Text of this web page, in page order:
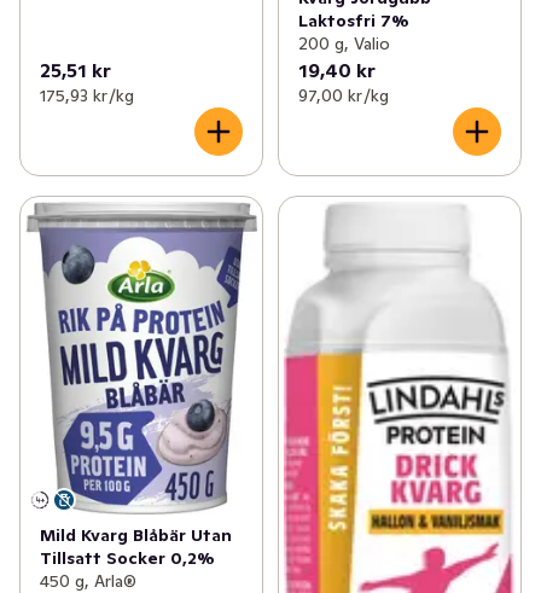
25,51 kr
175,93 kr /kg
Laktosfri 7%
200 g, Valio
19,40 kr
97,00 kr /kg
Mild Kvarg Blåbär Utan
Tillsatt Socker 0,2%
450 g, Arla®